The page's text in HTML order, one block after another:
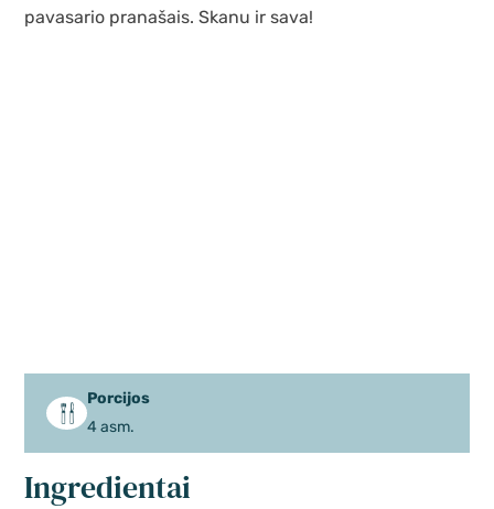
pavasario pranašais. Skanu ir sava!
Porcijos
4 asm.
Ingredientai